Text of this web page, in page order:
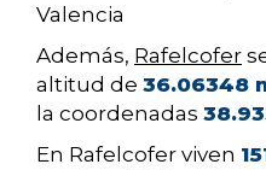
Valencia
Además, Rafelcofer
altitud de 36.06348
la coordenadas
En Rafelcofer viven